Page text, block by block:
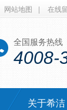
网站地图 | 在线
全国服务热线
4008-
关于希洁